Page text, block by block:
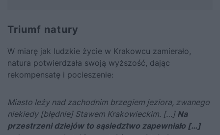
Triumf natury
W miarę jak ludzkie życie w Krakowcu zamierało,
natura potwierdzała swoją wyższość, dając
rekompensatę i pocieszenie:
Miasto leży nad zachodnim brzegiem jeziora, zwanego
niekiedy [błędnie] Stawem Krakowieckim. […] Na
przestrzeni dziejów to sąsiedztwo zapewniało […]